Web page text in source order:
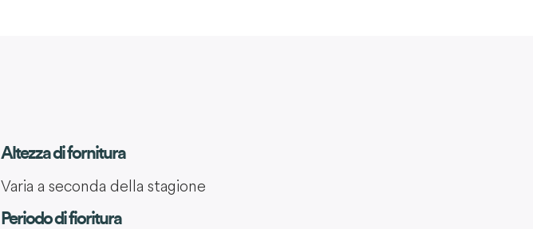
Altezza di fornitura
Varia a seconda della stagione
Periodo di fioritura